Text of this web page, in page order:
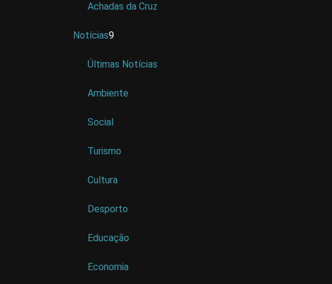
Achadas da Cruz
Notícias9
Últimas Notícias
Ambiente
Social
Turismo
Cultura
Desporto
Educação
Economia